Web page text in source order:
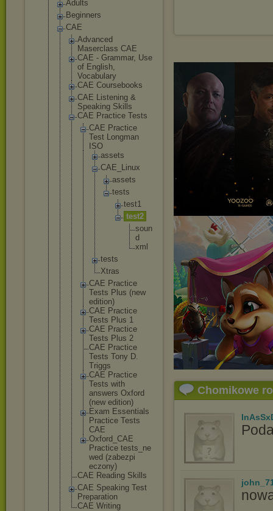
Adults
Beginners
CAE
Advanced
Maserclass CAE
CAE - Grammar, Use
of English,
Vocabulary
CAE Coursebooks
CAE Listening &
Speaking Skills
CAE Practice Tests
CAE Practice
Test Longman
ISO
assets
CAE_Linux
assets
tests
test1
test2
soun
d
xm
tests
Xtras
CAE Practice
Tests Plus (new
edition)
CAE Practice
Tests Plus 1
CAE Practice
Tests Plus 2
CAE Practice
Tests Tony D.
Triggs
CAE Practice
Tests with
answers Oxford
(new edition)
Exam Essentia ls
Practice Tests
CAE
Oxford_CAE
Practice tests_ne
wed (zabezpi
eczony)
CAE Reading Skills
CAE Speaking Test
Preparation
CAE Writing
Chomikowe